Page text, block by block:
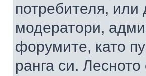
потребителя,
модератори,
форумите, като
ранга си.